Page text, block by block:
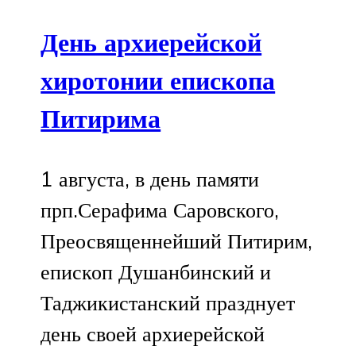
День архиерейской
хиротонии епископа
Питирима
1 августа, в день памяти
прп.Серафима Саровского,
Преосвященнейший Питирим,
епископ Душанбинский и
Таджикистанский празднует
день своей архиерейской